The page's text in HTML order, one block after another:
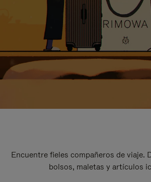
Encuentre fieles compañeros de viaje.
bolsos, maletas y artículos